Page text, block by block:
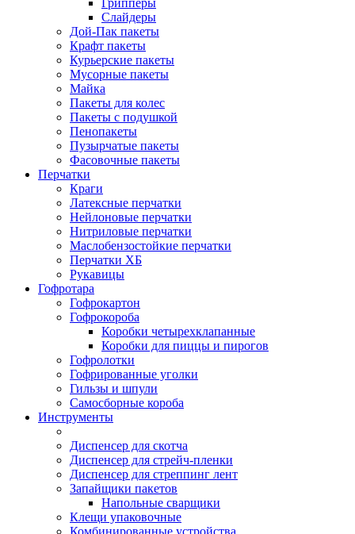
Грипперы
Слайдеры
Дой-Пак пакеты
Крафт пакеты
Курьерские пакеты
Мусорные пакеты
Майка
Пакеты для колес
Пакеты с подушкой
Пенопакеты
Пузырчатые пакеты
Фасовочные пакеты
Перчатки
Краги
Латексные перчатки
Нейлоновые перчатки
Нитриловые перчатки
Маслобензостойкие перчатки
Перчатки ХБ
Рукавицы
Гофротара
Гофрокартон
Гофрокороба
Коробки четырехклапанные
Коробки для пиццы и пирогов
Гофролотки
Гофрированные уголки
Гильзы и шпули
Самосборные короба
Инструменты
Диспенсер для скотча
Диспенсер для стрейч-пленки
Диспенсер для стреппинг лент
Запайщики пакетов
Напольные сварщики
Клещи упаковочные